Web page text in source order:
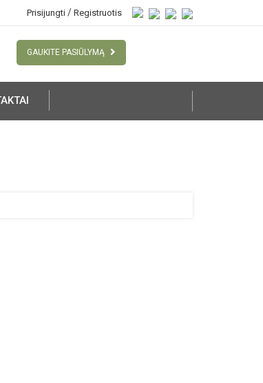
Prisijungti / Registruotis
GAUKITE PASIŪLYMĄ